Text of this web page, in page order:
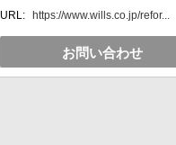
URL:
https://www.wills.co.jp/refor...
お問い合わせ